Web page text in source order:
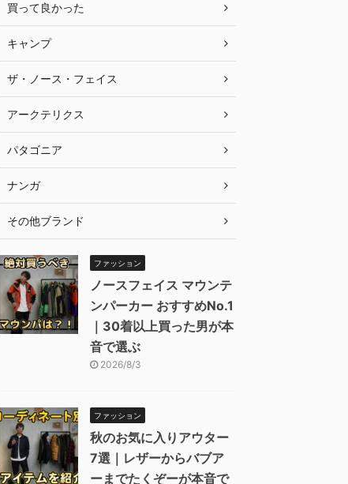
買って良かった
キャンプ
ザ・ノース・フェイス
アークテリクス
パタゴニア
ナンガ
その他ブランド
ファッション
ノースフェイス マウンテ
ンパーカー おすすめNo.1
｜30着以上買った男が本
音で選ぶ
2026/8/3
ファッション
秋のお気に入りアウター
7選｜レザーからバブア
ーまでたくぞーが本音で